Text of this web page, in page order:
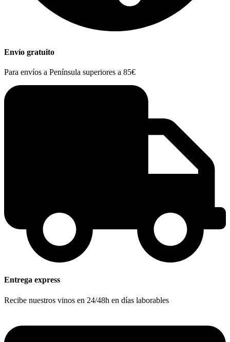
Envío gratuito
Para envíos a Península superiores a 85€
Entrega express
Recibe nuestros vinos en 24/48h en días laborables